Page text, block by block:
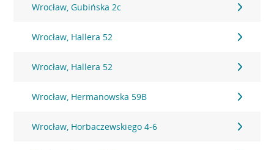
Wrocław, Gubińska 2c
Wrocław, Hallera 52
Wrocław, Hallera 52
Wrocław, Hermanowska 59B
Wrocław, Horbaczewskiego 4-6